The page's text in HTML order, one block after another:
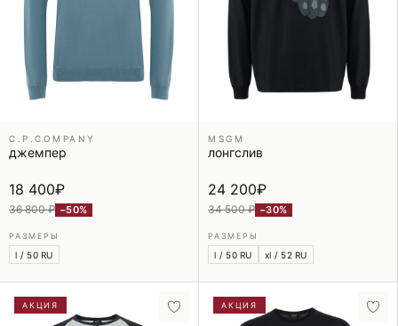
C.P.COMPANY
джемпер
18 400₽
36 800 ₽ −50%
РАЗМЕРЫ
l / 50 RU
MSGM
лонгслив
24 200₽
34 500 ₽ −30%
РАЗМЕРЫ
l / 50 RU xl / 52 RU
АКЦИЯ АКЦИЯ